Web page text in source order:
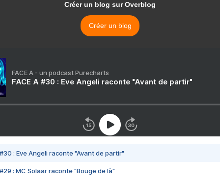
Créer un blog sur Overblog
Créer un blog
FACE A - un podcast Purecharts
FACE A #30 : Eve Angeli raconte "Avant de partir"
#30 : Eve Angeli raconte "Avant de partir"
#29 : MC Solaar raconte "Bouge de là"